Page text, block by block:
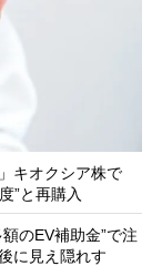
キオクシア株で
”と再購入
のEV補助金”で注
に見え隠れす